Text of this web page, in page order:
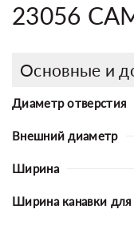
23056
Основные и
Диаметр отверстия
Внешний диаметр
Ширина
Ширина канавки для